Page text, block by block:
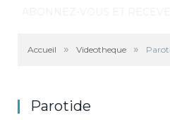
Accueil » Videotheque »
Parotide